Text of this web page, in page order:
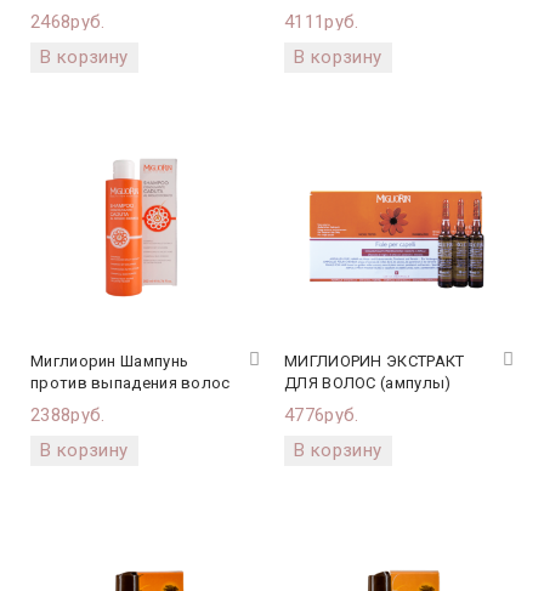
2468руб. 4111руб.
Миглиорин Шампунь
против выпадения волос
2388руб.
МИГЛИОРИН ЭКСТРАКТ
ДЛЯ ВОЛОС (ампулы)
4776руб.